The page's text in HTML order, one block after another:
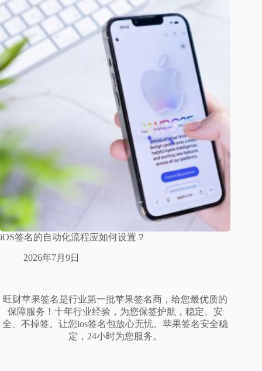
iOS签名的自动化流程应如何设置？
2026年7月9日
旺财苹果签名是行业第一批苹果签名商，给您最优质的
保障服务！十年行业经验，为您保签护航，稳定、安
全、不掉签。让您ios签名包放心无忧。苹果签名安全稳
定，24小时为您服务。